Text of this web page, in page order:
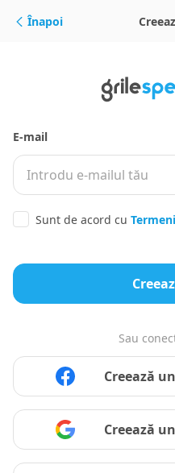
Sari la conținut
Înapoi
e-mail
Sunt de acord cu
Sau
Creează
Creează